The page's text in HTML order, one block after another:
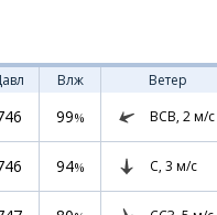
Влж
Ветер
99% ВСВ, 2м/с
94% С, 3 м/с